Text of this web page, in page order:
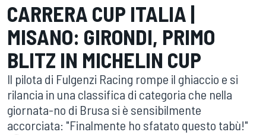
CARRERA CUP ITALIA |
MISANO: GIRONDI, PRIMO
BLITZ IN MICHELIN CUP
Il pilota di Fulgenzi Racing rompe il ghiaccio e si
rilancia in una classifica di categoria che nella
giornata-no di Brusa si è sensibilmente
accorciata: "Finalmente ho sfatato questo tabù!"